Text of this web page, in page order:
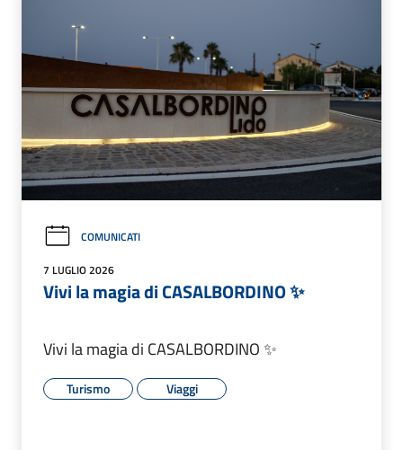
COMUNICATI
7 LUGLIO 2026
Vivi la magia di CASALBORDINO ✨
Vivi la magia di CASALBORDINO ✨
Turismo Viaggi